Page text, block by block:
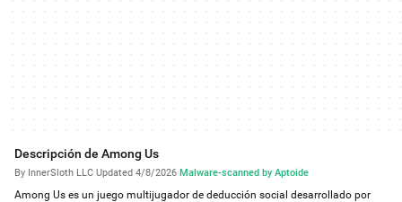
Descripción de Among Us
By InnerSloth LLC·Updated 4/8/2026·Malware-scanned by Aptoide
Among Us es un juego multijugador de deducción social desarrollado por